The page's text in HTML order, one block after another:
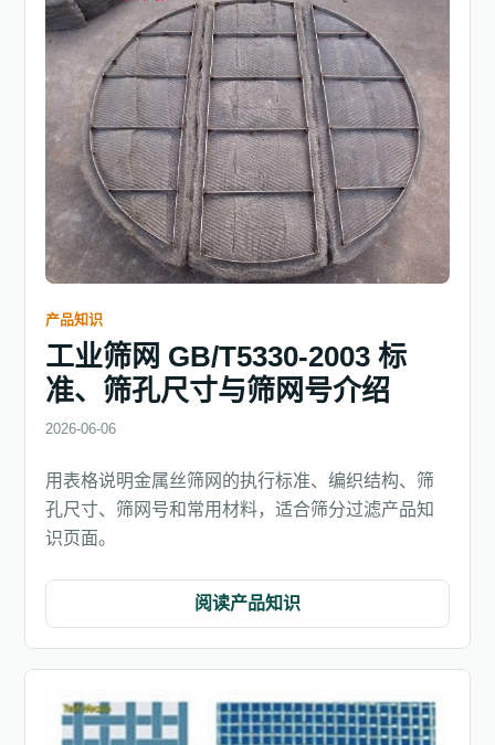
产品知识
工业筛网 GB/T5330-2003 标
准、筛孔尺寸与筛网号介绍
2026-06-06
用表格说明金属丝筛网的执行标准、编织结构、筛
孔尺寸、筛网号和常用材料，适合筛分过滤产品知
识页面。
阅读产品知识